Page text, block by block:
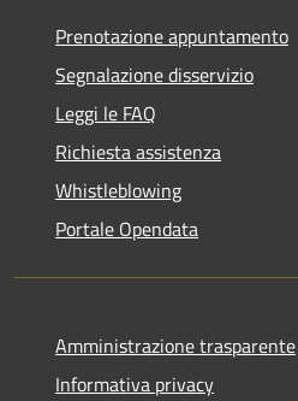
Prenotazione appuntamento
Segnalazione disservizio
Leggi le FAQ
Richiesta assistenza
Whistleblowing
Portale Opendata
Amministrazione trasparente
Informativa privacy